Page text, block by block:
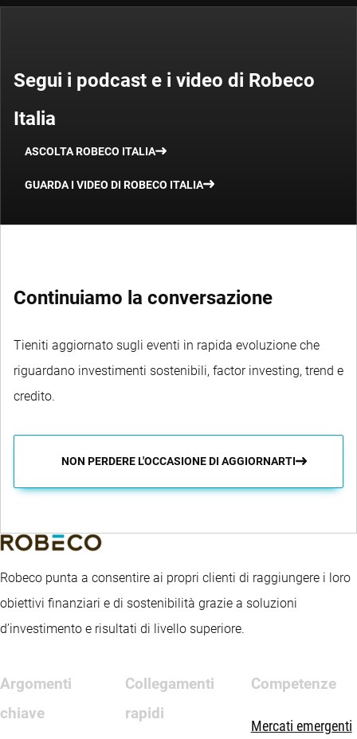
Segui i podcast e i video di Robeco
Italia
ASCOLTA ROBECO ITALIA
GUARDA I VIDEO DI ROBECO ITALIA
Continuiamo la conversazione
Tieniti aggiornato sugli eventi in rapida evoluzione che
riguardano investimenti sostenibili, factor investing, trend e
credito.
NON PERDERE L'OCCASIONE DI AGGIORNARTI
Robeco punta a consentire ai propri clienti di raggiungere i loro
obiettivi finanziari e di sostenibilità grazie a soluzioni
d’investimento e risultati di livello superiore.
Argomenti
chiave
Collegamenti
rapidi
Competenze
Mercati emergenti